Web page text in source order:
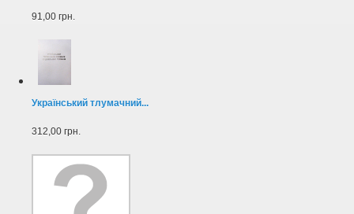
91,00 грн.
Український тлумачний...
312,00 грн.